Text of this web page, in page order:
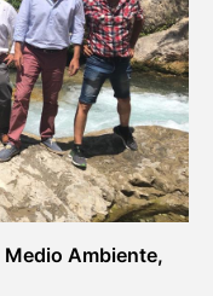
Medio Ambiente,